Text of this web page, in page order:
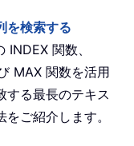
を検索する
関数、
MAX 関数を活用
する最長のテキス
ご紹介します。